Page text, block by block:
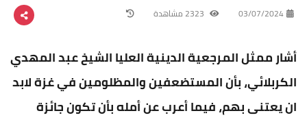
03/07/2024
أشار ممثل المرجعية الدينية العليا الشيخ عبد المهدي
الكربلائي، بأن المستضعفين والمظلومين في غزة لابد
ان يعتنى بهم، فيما أعرب عن أمله بأن تكون جائزة